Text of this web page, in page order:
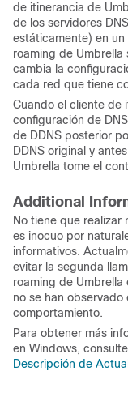
de itinerancia de
de los servidores
estáticamente) en
roaming de Umbrella
cambia la
cada red que tiene
Cuando el cliente de
configuración de
de DDNS posterior
DDNS original y
Umbrella tome el
Additional
No tiene que realizar
es inocuo por
informativos.
evitar la segunda
roaming de Umbrella
no se han
comportamiento.
Para obtener más
en Windows,
Descripción de